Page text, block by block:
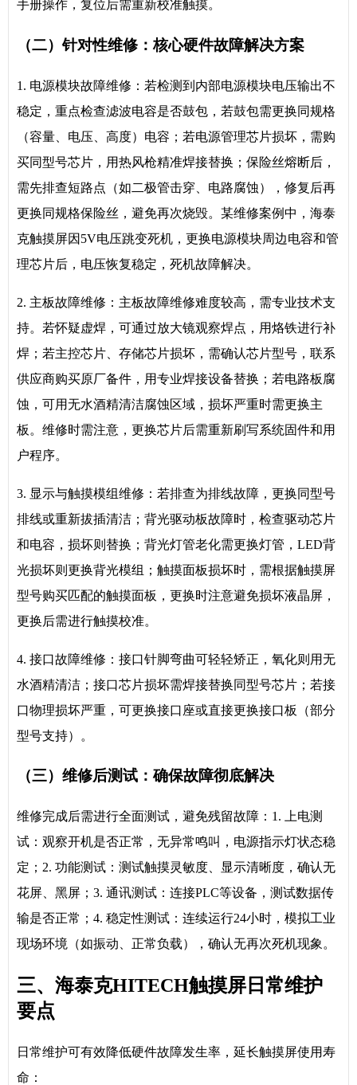
手册操作，复位后需重新校准触摸。
（二）针对性维修：核心硬件故障解决方案
1. 电源模块故障维修：若检测到内部电源模块电压输出不
稳定，重点检查滤波电容是否鼓包，若鼓包需更换同规格
（容量、电压、高度）电容；若电源管理芯片损坏，需购
买同型号芯片，用热风枪精准焊接替换；保险丝熔断后，
需先排查短路点（如二极管击穿、电路腐蚀），修复后再
更换同规格保险丝，避免再次烧毁。某维修案例中，海泰
克触摸屏因5V电压跳变死机，更换电源模块周边电容和管
理芯片后，电压恢复稳定，死机故障解决。
2. 主板故障维修：主板故障维修难度较高，需专业技术支
持。若怀疑虚焊，可通过放大镜观察焊点，用烙铁进行补
焊；若主控芯片、存储芯片损坏，需确认芯片型号，联系
供应商购买原厂备件，用专业焊接设备替换；若电路板腐
蚀，可用无水酒精清洁腐蚀区域，损坏严重时需更换主
板。维修时需注意，更换芯片后需重新刷写系统固件和用
户程序。
3. 显示与触摸模组维修：若排查为排线故障，更换同型号
排线或重新拔插清洁；背光驱动板故障时，检查驱动芯片
和电容，损坏则替换；背光灯管老化需更换灯管，LED背
光损坏则更换背光模组；触摸面板损坏时，需根据触摸屏
型号购买匹配的触摸面板，更换时注意避免损坏液晶屏，
更换后需进行触摸校准。
4. 接口故障维修：接口针脚弯曲可轻轻矫正，氧化则用无
水酒精清洁；接口芯片损坏需焊接替换同型号芯片；若接
口物理损坏严重，可更换接口座或直接更换接口板（部分
型号支持）。
（三）维修后测试：确保故障彻底解决
维修完成后需进行全面测试，避免残留故障：1. 上电测
试：观察开机是否正常，无异常鸣叫，电源指示灯状态稳
定；2. 功能测试：测试触摸灵敏度、显示清晰度，确认无
花屏、黑屏；3. 通讯测试：连接PLC等设备，测试数据传
输是否正常；4. 稳定性测试：连续运行24小时，模拟工业
现场环境（如振动、正常负载），确认无再次死机现象。
三、海泰克HITECH触摸屏日常维护
要点
日常维护可有效降低硬件故障发生率，延长触摸屏使用寿
命：